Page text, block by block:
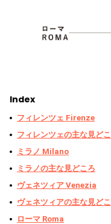
Index
フィレンツェ Firenze
フィレンツェの主な見ど
ミラノ Milano
ミラノの主な見どころ
ヴェネツィア Venezia
ヴェネツィアの主な見ど
ローマ Roma